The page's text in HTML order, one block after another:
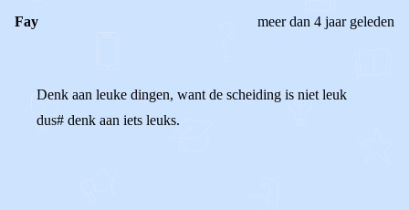
Fay meer dan 4 jaar geleden
Denk aan leuke dingen, want de scheiding is niet leuk
dus# denk aan iets leuks.